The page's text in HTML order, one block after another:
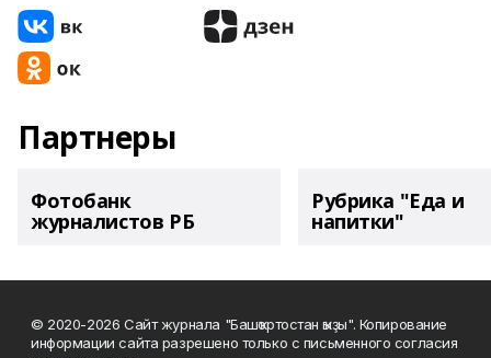
Партнеры
Фотобанк
журналистов РБ
Рубрика "Еда и
напитки"
© 2020-2026 Сайт журнала "Башҡортостан ҡыҙы". Копирование
информации сайта разрешено только с письменного согласия